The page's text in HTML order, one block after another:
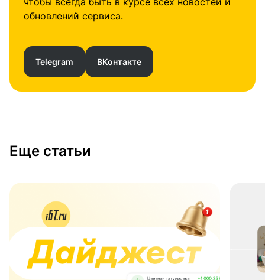
обновлений сервиса.
Telegram ВКонтакте
Еще статьи